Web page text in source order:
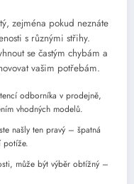
zejména pokud neznáte
s různými střihy.
se častým chybám a
vašim potřebám.
odborníka v prodejně,
vhodných modelů.
našly ten pravý – špatná
potíže.
může být výběr obtížný –